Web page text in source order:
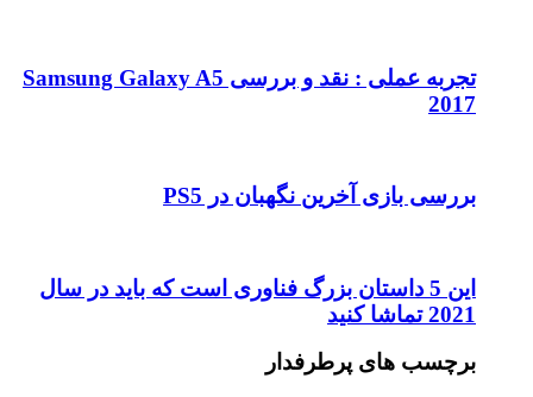
تجربه عملی : نقد و بررسی Samsung Galaxy A5
2017
بررسی بازی آخرین نگهبان در PS5
این 5 داستان بزرگ فناوری است که باید در سال
2021 تماشا کنید
برچسب های پرطرفدار